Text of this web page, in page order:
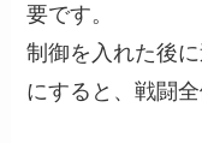
要です。
制御を入れた後
にすると、戦闘